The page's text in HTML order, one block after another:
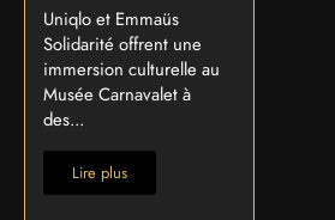
Uniqlo et Emmaüs
Solidarité offrent une
immersion culturelle au
Musée Carnavalet à
des...
Lire plus